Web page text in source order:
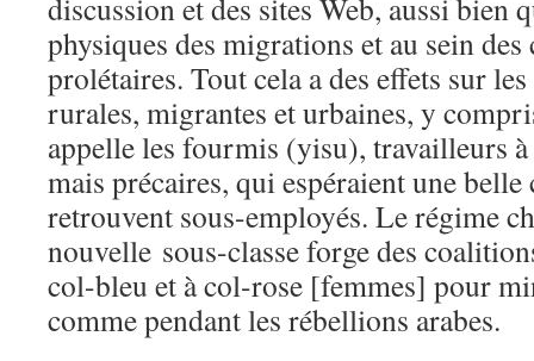
discussion et des sites Web, aussi bien
physiques des migrations et au sein
prolétaires. Tout cela a des effets sur
rurales, migrantes et urbaines, y
appelle les fourmis (yisu), travailleurs
mais précaires, qui espéraient une
retrouvent sous-employés. Le régime
nouvelle sous-classe forge des
col-bleu et à col-rose [femmes] pour
comme pendant les rébellions arabes.